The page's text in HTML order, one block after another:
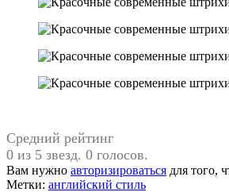
Средний рейтинг
0 из 5 звезд. 0 голосов.
Вам нужно авторизироваться для того,
Метки: английский стиль